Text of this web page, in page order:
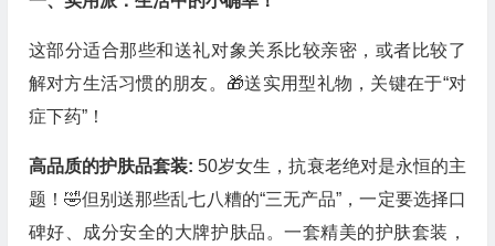
这部分适合那些和送礼对象关系比较亲密，或者比较了
解对方生活习惯的朋友。🎁送实用型礼物，关键在于“对
症下药”！
高品质的护肤品套装:50岁女生，抗衰老绝对是永恒的主
题！🤣但别送那些乱七八糟的“三无产品”，一定要选择口
碑好、成分安全的大牌护肤品。一套精美的护肤套装，